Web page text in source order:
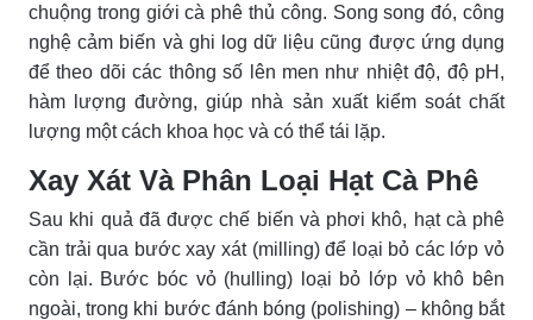
chuộng trong giới cà phê thủ công. Song song đó, công
nghệ cảm biến và ghi log dữ liệu cũng được ứng dụng
để theo dõi các thông số lên men như nhiệt độ, độ pH,
hàm lượng đường, giúp nhà sản xuất kiểm soát chất
lượng một cách khoa học và có thể tái lặp.
Xay Xát Và Phân Loại Hạt Cà Phê
Sau khi quả đã được chế biến và phơi khô, hạt cà phê
cần trải qua bước xay xát (milling) để loại bỏ các lớp vỏ
còn lại. Bước bóc vỏ (hulling) loại bỏ lớp vỏ khô bên
ngoài, trong khi bước đánh bóng (polishing) – không bắt